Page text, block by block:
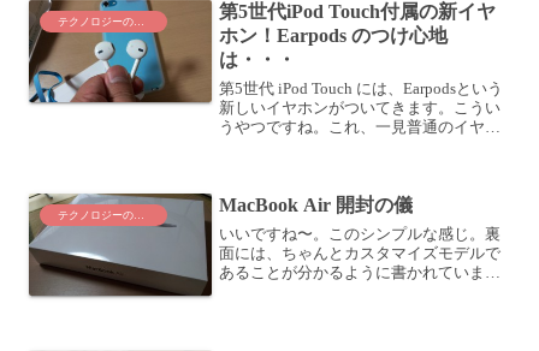
テクノロジーのこと
第5世代iPod Touch付属の新イヤ
ホン！Earpods のつけ心地
は・・・
第5世代 iPod Touch には、Earpodsという
新しいイヤホンがついてきます。こうい
うやつですね。これ、一見普通のイヤホ
MacBook Air 開封の儀
いいですね〜。このシンプルな感じ。裏
面には、ちゃんとカスタマイズモデルで
あることが分かるように書かれていま